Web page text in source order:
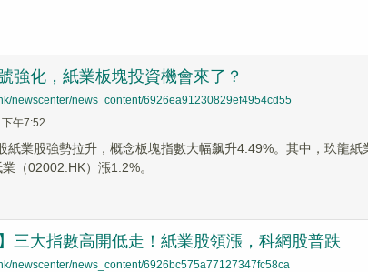
強化，紙業板塊投資機會來了？
newscenter/news_content/6926ea91230829ef4954cd55
午7:52
紙業股強勢拉升，概念板塊指數大幅飙升4.49%。其中，玖龍
（02002.HK）漲1.2%。
三大指數高開低走！紙業股領漲，科網股普跌
newscenter/news_content/6926bc575a77127347fc58ca